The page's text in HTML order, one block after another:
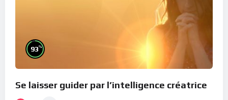
93%
Se laisser guider par l’intelligence créatrice